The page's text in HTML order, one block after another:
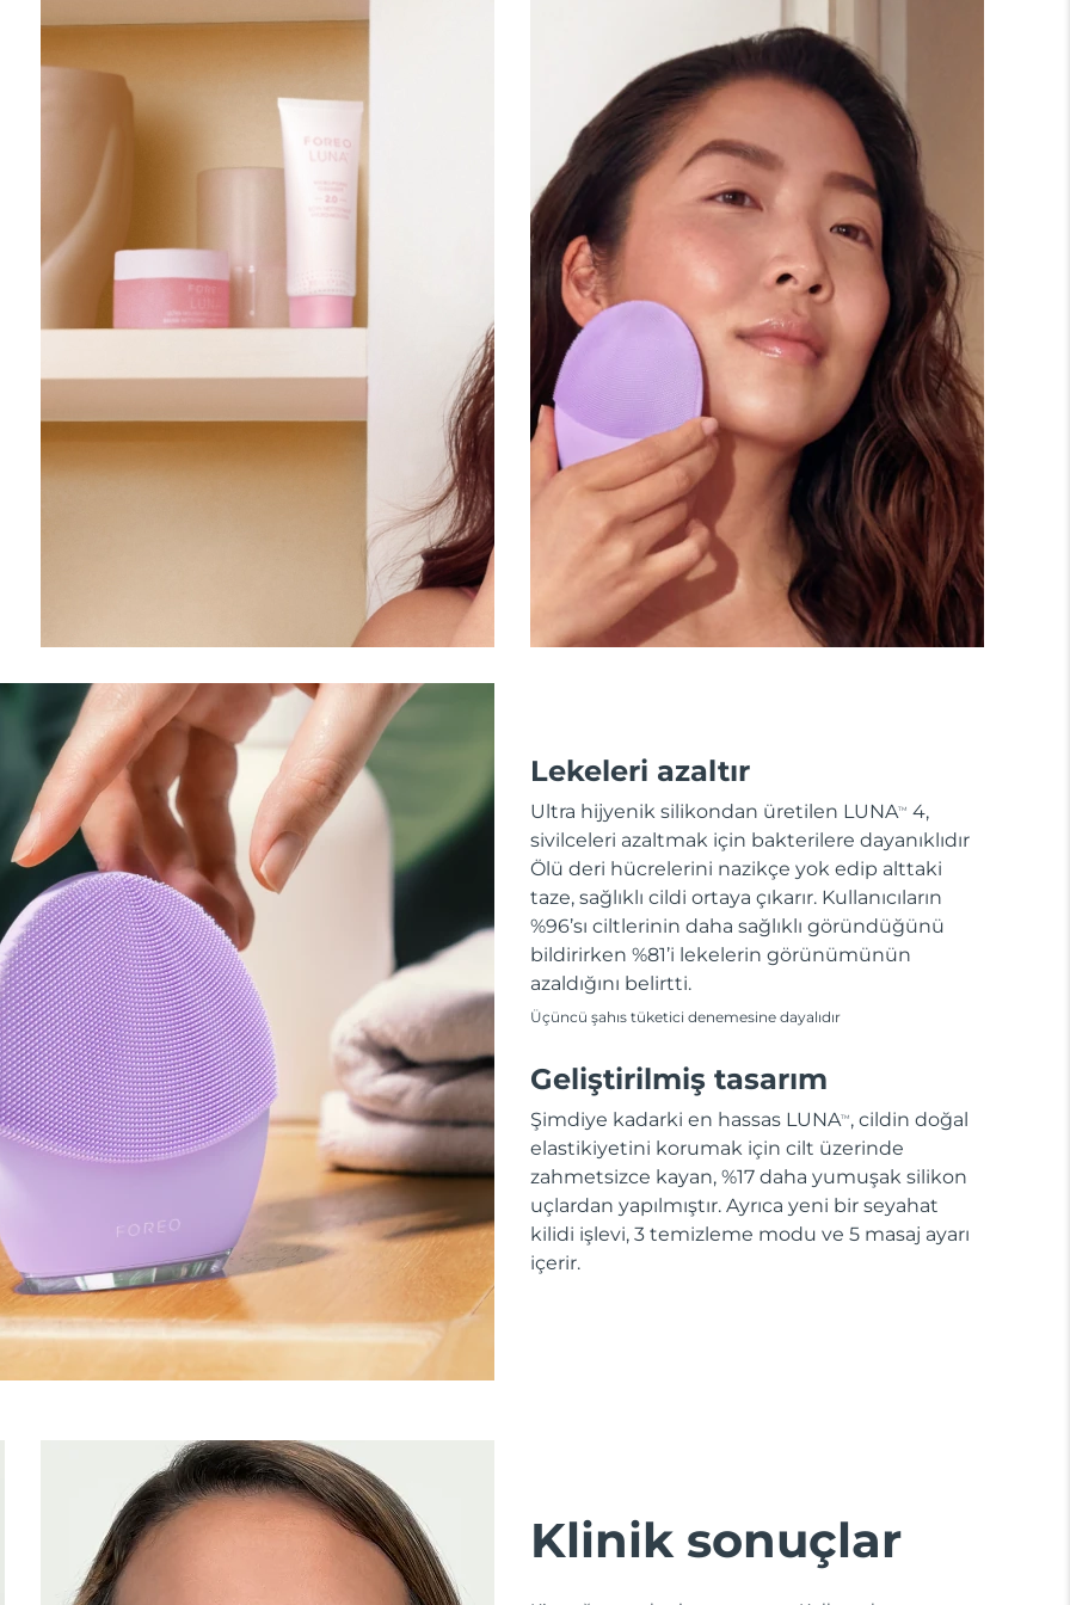
Lekeleri azaltır
Ultra hijyenik silikondan üretilen LUNATM
4,
sivilceleri azaltmak için bakterilere dayanıklıdır
Ölü deri hücrelerini nazikçe yok edip alttaki
taze, sağlıklı cildi ortaya çıkarır. Kullanıcıların
%96’sı ciltlerinin daha sağlıklı göründüğünü
bildirirken %81’i lekelerin görünümünün
azaldığını belirtti.
Üçüncü şahıs tüketici denemesine dayalıdır
Geliştirilmiş tasarım
Şimdiye kadarki en hassas LUNATM , cildin doğal
elastikiyetini korumak için cilt üzerinde
zahmetsizce kayan, %17 daha yumuşak silikon
uçlardan yapılmıştır. Ayrıca yeni bir seyahat
kilidi işlevi, 3 temizleme modu ve 5 masaj ayarı
içerir.
Klinik sonuçlar